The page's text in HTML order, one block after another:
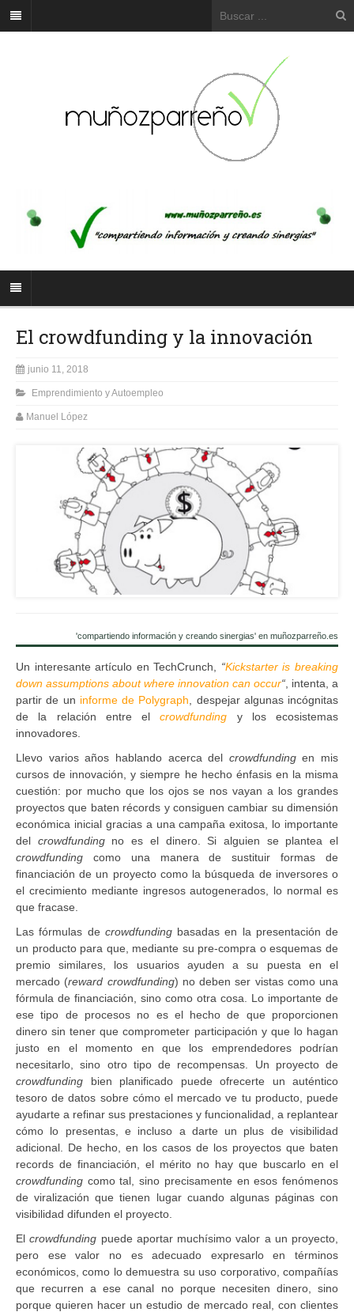
El crowdfunding y la innovación
junio 11, 2018
Emprendimiento y Autoempleo
Manuel López
'compartiendo información y creando sinergias' en muñozparreño.es
Un interesante artículo en TechCrunch, “Kickstarter is breaking
down assumptions about where innovation can occur“ , intenta, a
partir de un informe de Polygraph , despejar algunas incógnitas
de la relación entre elcrowdfunding y los ecosistemas
innovadores.
Llevo varios años hablando acerca del crowdfundingen mis
cursos de innovación, y siempre he hecho énfasis en la misma
cuestión: por mucho que los ojos se nos vayan a los grandes
proyectos que baten récords y consiguen cambiar su dimensión
económica inicial gracias a una campaña exitosa, lo importante
del crowdfundingno es el dinero. Si alguien se plantea el
crowdfunding como una manera de sustituir formas de
financiación de un proyecto como la búsqueda de inversores o
el crecimiento mediante ingresos autogenerados, lo normal es
que fracase.
Las fórmulas de crowdfundingbasadas en la presentación de
un producto para que, mediante su pre-compra o esquemas de
premio similares, los usuarios ayuden a su puesta en el
mercado (reward crowdfunding) no deben ser vistas como una
fórmula de financiación, sino como otra cosa. Lo importante de
ese tipo de procesos no es el hecho de que proporcionen
dinero sin tener que comprometer participación y que lo hagan
justo en el momento en que los emprendedores podrían
necesitarlo, sino otro tipo de recompensas. Un proyecto de
crowdfunding bien planificado puede ofrecerte un auténtico
tesoro de datos sobre cómo el mercado ve tu producto, puede
ayudarte a refinar sus prestaciones y funcionalidad, a replantear
cómo lo presentas, e incluso a darte un plus de visibilidad
adicional. De hecho, en los casos de los proyectos que baten
records de financiación, el mérito no hay que buscarlo en el
crowdfunding como tal, sino precisamente en esos fenómenos
de viralización que tienen lugar cuando algunas páginas con
visibilidad difunden el proyecto.
Elcrowdfunding puede aportar muchísimo valor a un proyecto,
pero ese valor no es adecuado expresarlo en términos
económicos, como lo demuestra su uso corporativo, compañías
que recurren a ese canal no porque necesiten dinero, sino
porque quieren hacer un estudio de mercado real, con clientes